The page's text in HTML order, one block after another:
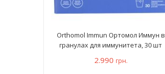
Orthomol Immun Ортомол Иммун в
гранулах для иммунитета, 30 шт
2.990 грн.